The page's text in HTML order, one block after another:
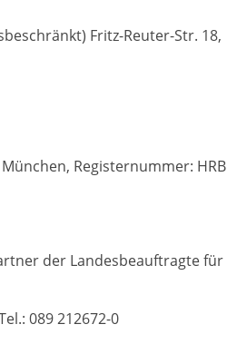
Fritz-Reuter-Str. 18,
Registernummer: HRB
der Landesbeauftragte für
089 212672-0